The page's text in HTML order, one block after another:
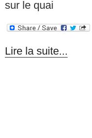
sur le quai
Lire la suite...